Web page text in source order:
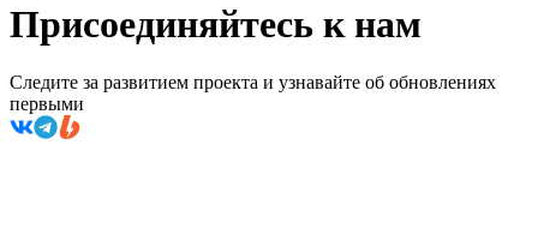
Присоединяйтесь к нам
Следите за развитием проекта и узнавайте об обновлениях
первыми